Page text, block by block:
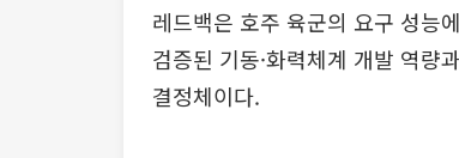
레드백은 호주 육군의 요구 성능
검증된 기동·화력체계 개발 역량
결정체이다.